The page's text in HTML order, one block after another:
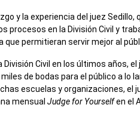
y la experiencia del juez
procesos en la División Civil y
permitieran servir mejor al
Civil en los últimos años,
de bodas para el público a lo
escuelas y organizaciones,
mensual Judge for Yourselfen el